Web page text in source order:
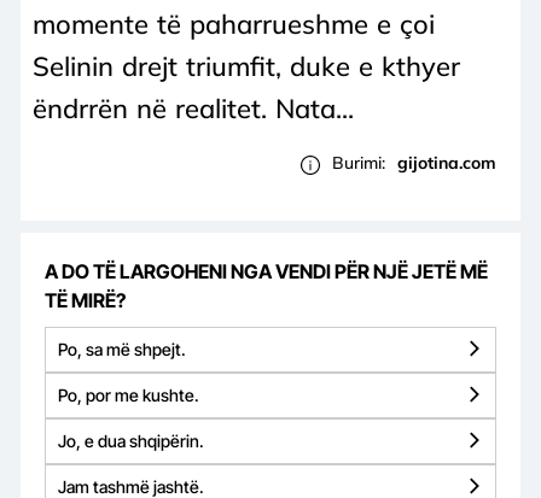
momente të paharrueshme e çoi
Selinin drejt triumfit, duke e kthyer
ëndrrën në realitet. Nata...
Burimi: gijotina.com
A DO TË LARGOHENI NGA VENDI PËR NJË JETË MË
TË MIRË?
Po, sa më shpejt.
Po, por me kushte.
Jo, e dua shqipërin.
Jam tashmë jashtë.